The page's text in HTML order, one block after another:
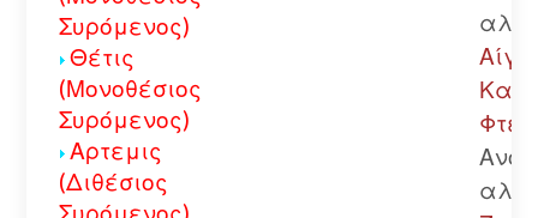
Συρόμενος)
Θέτις
(Μονοθέσιος
Συρόμενος)
Αρτεμις
(Διθέσιος